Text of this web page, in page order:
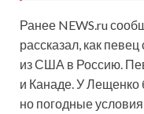
Ранее NEWS.ru
рассказал, как
из США в Россию.
и Канаде. У Лещенко
но погодные